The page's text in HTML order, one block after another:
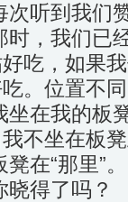
听到我们
，我们已
吃，如果
。位置不
在我的板
不坐在板
在“那里”。
得了吗？